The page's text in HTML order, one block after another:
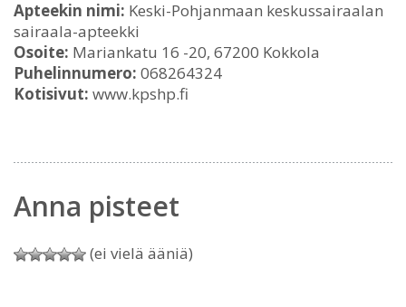
Apteekin nimi: Keski-Pohjanmaan keskussairaalan
sairaala-apteekki
Osoite: Mariankatu 16 -20, 67200 Kokkola
Puhelinnumero: 068264324
Kotisivut: www.kpshp.fi
Anna pisteet
(ei vielä ääniä)